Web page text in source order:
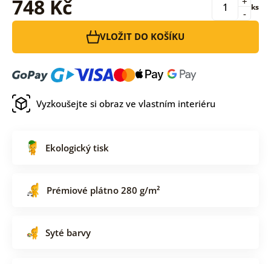
748 Kč -
ks
VLOŽIT DO KOŠÍKU
Vyzkoušejte si obraz ve vlastním interiéru
Ekologický tisk
Prémiové plátno 280 g/m²
Syté barvy